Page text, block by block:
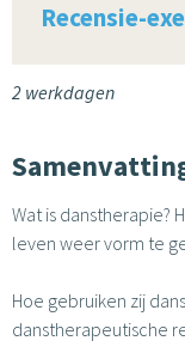
Recensie-
2 werkdagen
Wat is danstherapie?
leven weer vorm te
Hoe gebruiken zij
danstherapeutische